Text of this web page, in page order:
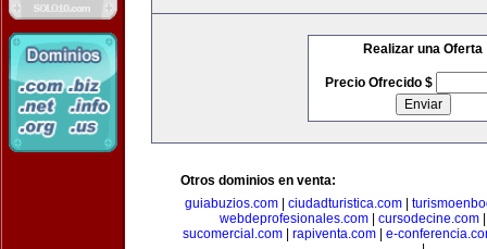
Realizar una Oferta
Precio Ofrecido $
Otros dominios en venta:
guiabuzios.com| ciudadturistica.com|
webdeprofesionales.com| cursodecine.com
sucomercial.com
rapiventa.com
e-